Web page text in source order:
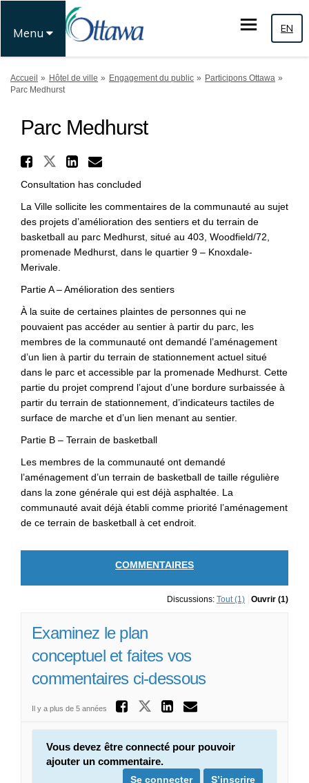
Menu EN
Vous êtes ici:
Accueil Hôtel de ville Engagement du public
Participons Ottawa
Parc Medhurst
Parc Medhurst
Partager Parc Medhurst sur
Partager Parc Medhurst
Partager Parc Medhurst
Courriel Parc
Consultation has concluded
La Ville sollicite les commentaires de la communauté au sujet
des projets d’amélioration des sentiers et du terrain de
basketball au parc Medhurst, situé au 403, Woodfield/72,
promenade Medhurst, dans le quartier 9 – Knoxdale-
Merivale.
Partie A – Amélioration des sentiers
À la suite de certaines plaintes de personnes qui ne
pouvaient pas accéder au sentier à partir du parc, les
membres de la communauté ont demandé l’aménagement
d’un lien à partir du terrain de stationnement actuel situé
dans le parc et accessible par la promenade Medhurst. Cette
partie du projet comprend l’ajout d’une bordure surbaissée à
partir du terrain de stationnement, d’indicateurs tactiles de
surface de marche et d’un lien menant au sentier.
Partie B – Terrain de basketball
Les membres de la communauté ont demandé
l’aménagement d’un terrain de basketball de taille régulière
dans la zone générale qui est déjà asphaltée. La
communauté avait déjà établi comme priorité l’aménagement
de ce terrain de basketball à cet endroit.
COMMENTAIRES
Discussions: Tout (1) Ouvrir (1)
Examinez le plan
conceptuel et faites vos
commentaires ci-dessous
Il y a plus de 5 années Partager Examinez
Partager
Partager
Courriel
Vous devez être connecté pour pouvoir
ajouter un commentaire.
S’inscrire
Se connecter